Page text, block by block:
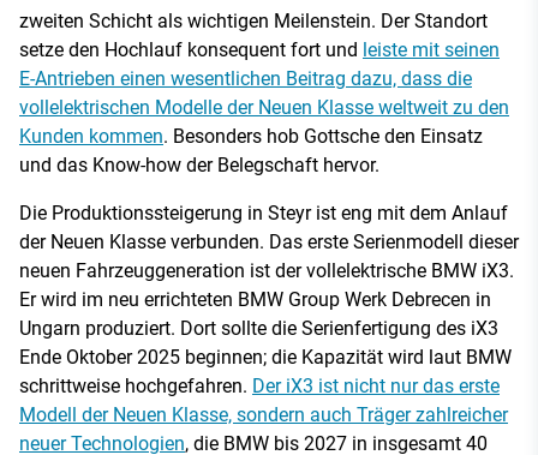
zweiten Schicht als wichtigen Meilenstein. Der Standort
setze den Hochlauf konsequent fort und leiste mit seinen
E-Antrieben einen wesentlichen Beitrag dazu, dass die
vollelektrischen Modelle der Neuen Klasse weltweit zu den
Kunden kommen. Besonders hob Gottsche den Einsatz
und das Know-how der Belegschaft hervor.
Die Produktionssteigerung in Steyr ist eng mit dem Anlauf
der Neuen Klasse verbunden. Das erste Serienmodell dieser
neuen Fahrzeuggeneration ist der vollelektrische BMW iX3.
Er wird im neu errichteten BMW Group Werk Debrecen in
Ungarn produziert. Dort sollte die Serienfertigung des iX3
Ende Oktober 2025 beginnen; die Kapazität wird laut BMW
schrittweise hochgefahren. Der iX3 ist nicht nur das erste
Modell der Neuen Klasse, sondern auch Träger zahlreicher
neuer Technologien, die BMW bis 2027 in insgesamt 40